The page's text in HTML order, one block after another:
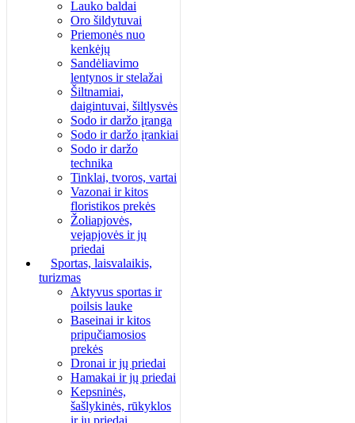
Lauko baldai
Oro šildytuvai
Priemonės nuo
kenkėjų
Sandėliavimo
lentynos ir stelažai
Šiltnamiai,
daigintuvai, šiltlysvės
Sodo ir daržo įranga
Sodo ir daržo įrankiai
Sodo ir daržo
technika
Tinklai, tvoros, vartai
Vazonai ir kitos
floristikos prekės
Žoliapjovės,
vejapjovės ir jų
priedai
Sportas, laisvalaikis,
turizmas
Aktyvus sportas ir
poilsis lauke
Baseinai ir kitos
pripučiamosios
prekės
Dronai ir jų priedai
Hamakai ir jų priedai
Kepsninės,
šašlykinės, rūkyklos
ir jų priedai